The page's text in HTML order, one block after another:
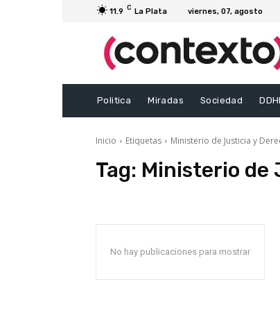
11.9 C La Plata viernes, 07, agosto
Politica Miradas Sociedad
Inicio Etiquetas Ministerio de Justicia y
Tag: Ministerio de
No hay publicaciones para mostrar